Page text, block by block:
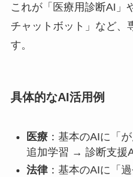
これが「医療用診断AI」
チャットボット」など、
す。
具体的なAI活用例
医療：基本のAIに「
追加学習 → 診断支援
法律：基本のAIに「